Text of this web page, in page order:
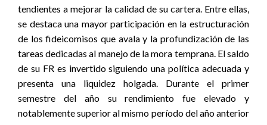
tendientes a mejorar la calidad de su cartera. Entre ellas,
se destaca una mayor participación en la estructuración
de los fideicomisos que avala y la profundización de las
tareas dedicadas al manejo de la mora temprana. El saldo
de su FR es invertido siguiendo una política adecuada y
presenta una liquidez holgada. Durante el primer
semestre del año su rendimiento fue elevado y
notablemente superior al mismo período del año anterior